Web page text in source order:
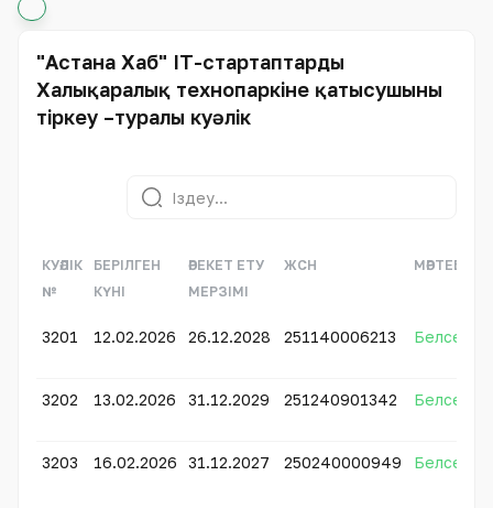
"Астана Хаб" IT-стартаптардың
Халықаралық технопаркіне қатысушыны
тіркеу –туралы куәлік
КУӘЛІК
№
БЕРІЛГЕН
КҮНІ
ӘРЕКЕТ ЕТУ
МЕРЗІМІ
ЖСН МӘРТЕБЕСІ
3201 12.02.2026 26.12.2028 251140006213 Белсенді
3202 13.02.2026 31.12.2029 251240901342 Белсенді
3203 16.02.2026 31.12.2027 250240000949 Белсенді